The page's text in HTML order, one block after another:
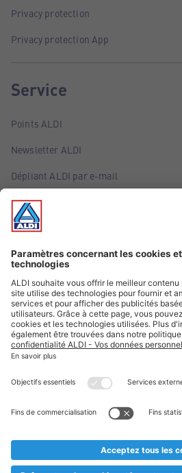
Privacy protection
Privacy protection App
Service
Points ALDI
Newsletter ALDI
Dépliant ALDI par e-mail
Offres
Infos essentielles
Suivez ALDI Belgique
Textes marqués d'un astérisque et
* Nous vendons ces articles
au cas où, malgré le planning bien
prématurément en rupture de stock.
** Sur ce site, l’utilisation de la forme